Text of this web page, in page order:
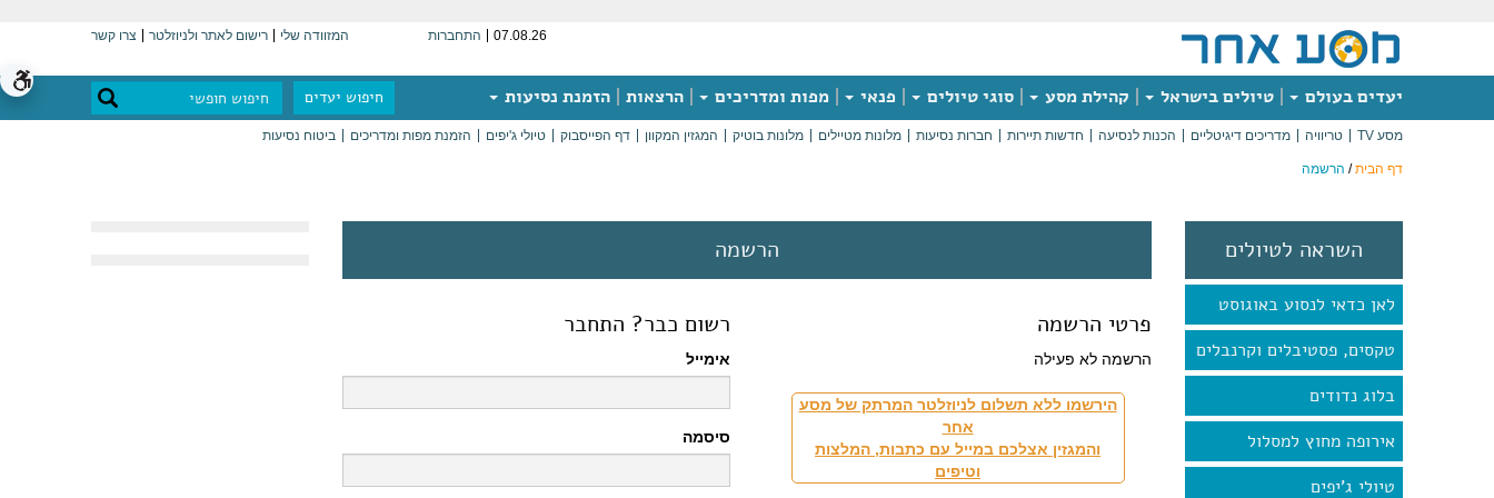
07.08.26 התחברות המזוודה שלי רישום לאתר ולניוזלטר צרו קשר
יעדים בעולם טיולים בישראל קהילת מסע סוגי טיולים פנאי מפות ומדריכים הרצאות הזמנת נסיעות חיפוש יעדים
מסע TV טריוויה מדריכים דיגיטליים הכנות לנסיעה חדשות תיירות חברות נסיעות מלונות מטיילים מלונות בוטיק המגזין המקוון דף הפייסבוק טיולי ג'יפים הזמנת מפות ומדריכים ביטוח נסיעות
דף הבית/ הרשמה
השראה לטיולים
לאן כדאי לנסוע באוגוסט
טקסים, פסטיבלים וקרנבלים
בלוג נדודים
אירופה מחוץ למסלול
טיולי ג'יפים
הרשמה
פרטי הרשמה
הרשמה לא פעילה
הירשמו ללא תשלום לניוזלטר המרתק של מסע
אחר
והמגזין אצלכם במייל עם כתבות, המלצות
וטיפים
רשום כבר? התחבר
אימייל
סיסמה